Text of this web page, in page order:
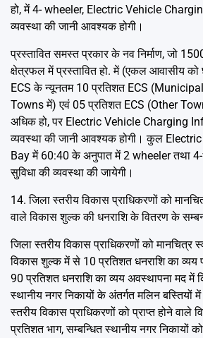
हो, में 4- wheeler, Electric Vehicle
व्यवस्था की जानी आवश्यक होगी।
प्रस्तावित समस्त प्रकार के नव निर्माण, जो
क्षेत्रफल में प्रस्तावित हो. में (एकल आवासीय को
ECS के न्यूनतम 10 प्रतिशत ECS
Towns में) एवं 05 प्रतिशत ECS (Other
अधिक हो, पर Electric Vehicle Charging
व्यवस्था की जानी आवश्यक होगी। कुल
Bay में 60:40 के अनुपात में 2 wheeler तथा 4-
सुविधा की व्यवस्था की जायेगी।
14. जिला स्तरीय विकास प्राधिकरणों को
वाले विकास शुल्क की धनराशि के वितरण के
जिला स्तरीय विकास प्राधिकरणों को मानचित्र
विकास शुल्क में से 10 प्रतिशत धनराशि का व्यय
90 प्रतिशत धनराशि का व्यय अवस्थापना मद में
स्थानीय नगर निकायों के अंतर्गत मलिन बस्तियों
स्तरीय विकास प्राधिकरणों को प्राप्त होने
प्रतिशत भाग, सम्बन्धित स्थानीय नगर निकायों